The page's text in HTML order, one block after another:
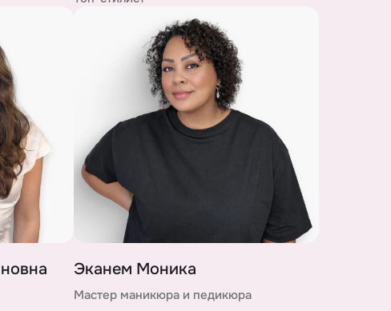
Эканем Моника
Мастер маникюра и педикюра